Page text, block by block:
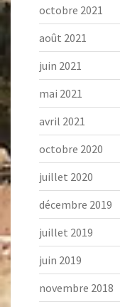
octobre 2021
août 2021
juin 2021
mai 2021
avril 2021
octobre 2020
juillet 2020
décembre 2019
juillet 2019
juin 2019
novembre 2018